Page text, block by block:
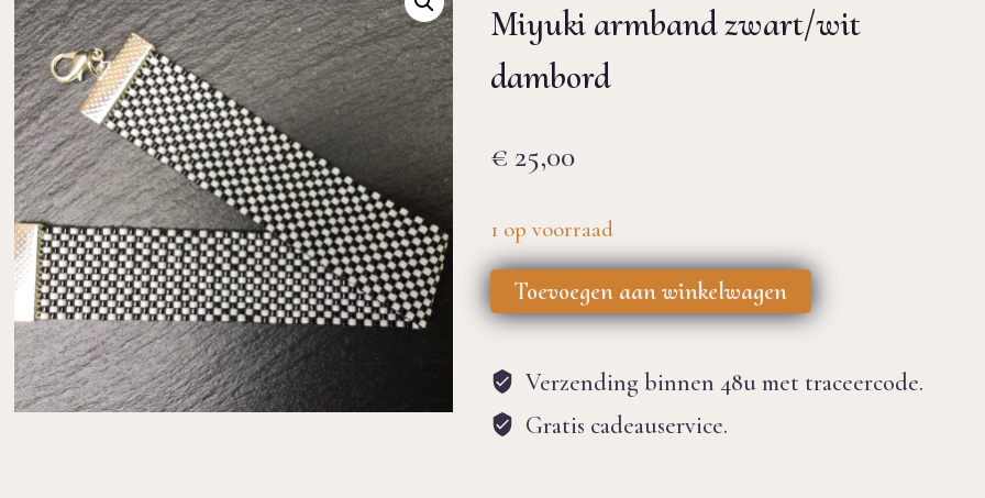
Miyuki armband zwart/wit
dambord
€ 25,00
1 op voorraad
Miyuki
armband
zwart/wit
dambord
aantal
Toevoegen aan winkelwagen
Verzending binnen 48u met traceercode.
Gratis cadeauservice.